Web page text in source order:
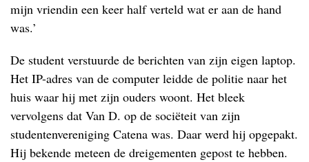
mijn vriendin een keer half verteld wat er aan de hand
was.’
De student verstuurde de berichten van zijn eigen laptop.
Het IP-adres van de computer leidde de politie naar het
huis waar hij met zijn ouders woont. Het bleek
vervolgens dat Van D. op de sociëteit van zijn
studentenvereniging Catena was. Daar werd hij opgepakt.
Hij bekende meteen de dreigementen gepost te hebben.